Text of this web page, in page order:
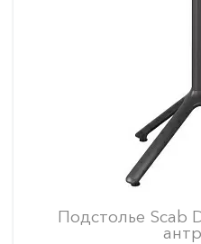
Подстолье Scab